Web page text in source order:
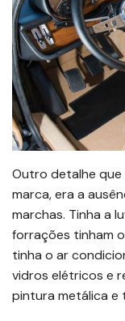
Outro detalhe
marca, era a
marchas. Tinha a
forrações tinham
tinha o ar
vidros elétricos e
pintura metálica